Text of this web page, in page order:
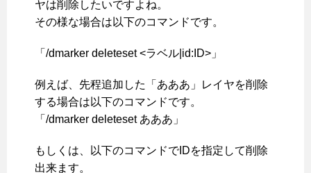
ヤは削除したいですよね。
その様な場合は以下のコマンドです。
「/dmarker deleteset <ラベル|id:ID>」
例えば、先程追加した「あああ」レイヤを削除
する場合は以下のコマンドです。
「/dmarker deleteset あああ」
もしくは、以下のコマンドでIDを指定して削除
出来ます。